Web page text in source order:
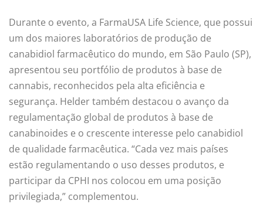
Durante o evento, a FarmaUSA Life Science, que possui
um dos maiores laboratórios de produção de
canabidiol farmacêutico do mundo, em São Paulo (SP),
apresentou seu portfólio de produtos à base de
cannabis, reconhecidos pela alta eficiência e
segurança. Helder também destacou o avanço da
regulamentação global de produtos à base de
canabinoides e o crescente interesse pelo canabidiol
de qualidade farmacêutica. “Cada vez mais países
estão regulamentando o uso desses produtos, e
participar da CPHI nos colocou em uma posição
privilegiada,” complementou.